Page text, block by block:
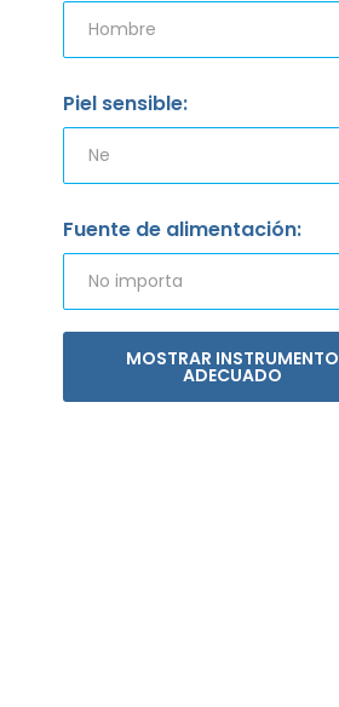
Piel sensible:
Fuente de alimentación:
MOSTRAR INSTRUMENTO
ADECUADO